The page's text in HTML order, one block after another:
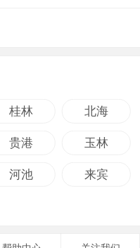
桂林 北海
贵港 玉林
河池 来宾